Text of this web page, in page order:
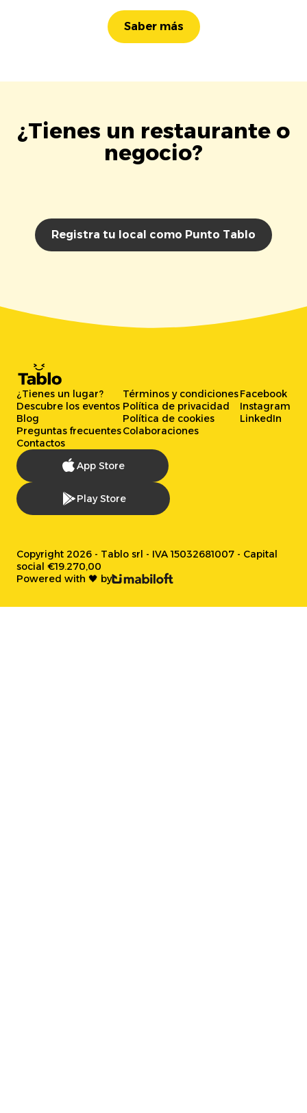
Saber más
¿Tienes un restaurante o
negocio?
Registra tu local como Punto Tablo
¿Tienes un lugar?
Descubre los eventos
Blog
Preguntas frecuentes
Contactos
Términos y condiciones
Política de privacidad
Política de cookies
Colaboraciones
Facebook
Instagram
LinkedIn
App Store
Play Store
Copyright 2026 - Tablo srl - IVA 15032681007 - Capital
social €19.270,00
Powered with 🖤 by